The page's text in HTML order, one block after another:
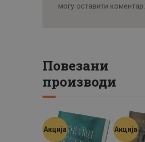
могу оставити коментар.
Повезани
производи
Акција Акција